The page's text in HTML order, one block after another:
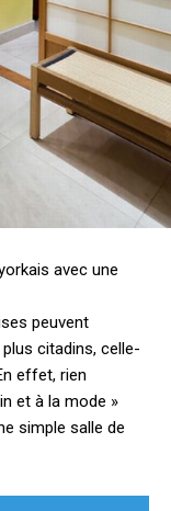
avec une
peuvent
citadins, celle-
effet, rien
et à la mode »
simple salle de